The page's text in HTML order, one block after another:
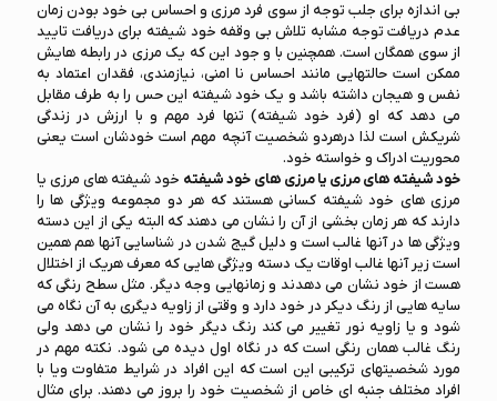
بی اندازه برای جلب توجه از سوی فرد مرزی و احساس بی خود بودن زمان
عدم دریافت توجه مشابه تلاش بی وقفه خود شیفته برای دریافت تایید
از سوی همگان است. همچنین با و جود این که یک مرزی در رابطه هایش
ممکن است حالتهایی مانند احساس نا امنی، نیازمندی، فقدان اعتماد به
نفس و هیجان داشته باشد و یک خود شیفته این حس را به طرف مقابل
می دهد که او (فرد خود شیفته) تنها فرد مهم و با ارزش در زندگی
شریکش است لذا درهردو شخصیت آنچه مهم است خودشان است یعنی
محوریت ادراک و خواسته خود.
خود شیفته های مرزی یا مرزی های خود شیفته خود شیفته های مرزی یا
مرزی های خود شیفته کسانی هستند که هر دو مجموعه ویژگی ها را
دارند که هر زمان بخشی از آن را نشان می دهند که البته یکی از این دسته
ویژگی ها در آنها غالب است و دلیل گیج شدن در شناسایی آنها هم همین
است زیر آنها غالب اوقات یک دسته ویژگی هایی که معرف هریک از اختلال
هست از خود نشان می دهدند و زمانهایی وجه دیگر. مثل سطح رنگی که
سایه هایی از رنگ دیکر در خود دارد و وقتی از زاویه دیگری به آن نگاه می
شود و یا زاویه نور تغییر می کند رنگ دیگر خود را نشان می دهد ولی
رنگ غالب همان رنگی است که در نگاه اول دیده می شود. نکته مهم در
مورد شخصیتهای ترکیبی این است که این افراد در شرایط متفاوت ویا با
افراد مختلف جنبه ای خاص از شخصیت خود را بروز می دهند. برای مثال